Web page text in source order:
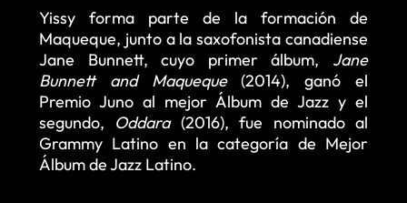
Yissy forma parte de la formación de
Maqueque, junto a la saxofonista canadiense
Jane Bunnett, cuyo primer álbum, Jane
Bunnett and Maqueque(2014), ganó el
Premio Juno al mejor Álbum de Jazz y el
segundo, Oddara(2016), fue nominado al
Grammy Latino en la categoría de Mejor
Álbum de Jazz Latino.